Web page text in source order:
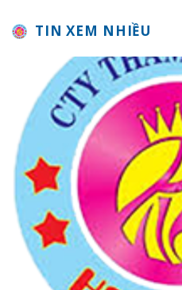
TIN XEM NHIỀU